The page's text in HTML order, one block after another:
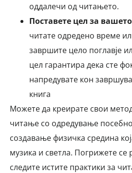
оддалечи од читањето.
Поставете цел за
читате одредено време
завршите цело поглавје
цел гарантира дека сте
напредувате кон
книга
Можете да креирате свои
читање со одредување
создавање физичка средина
музика и светла. Погрижете се
следите истите практики за